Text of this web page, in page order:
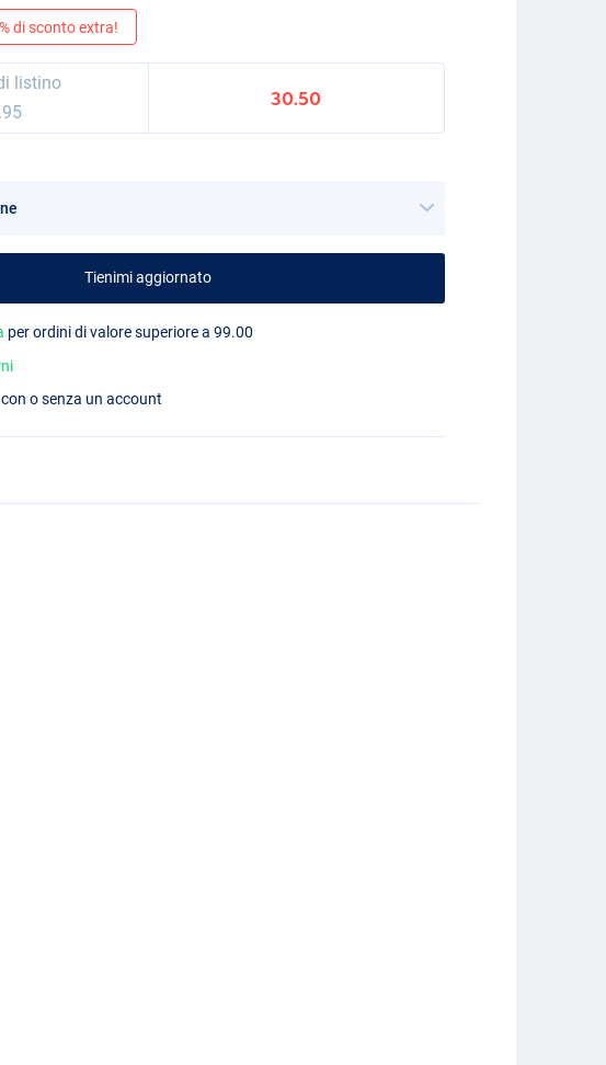
di sconto extra!
listino
30.50
Tienimi aggiornato
per ordini di valore superiore a 99.00
o senza un account